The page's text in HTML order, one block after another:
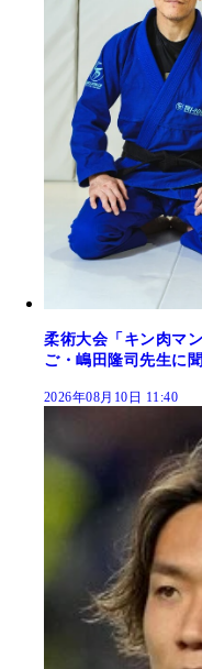
柔術大会「キン肉マ
ご・嶋田隆司先生に
2026年08月10日 11:40